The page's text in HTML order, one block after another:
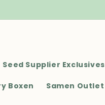
Seed Supplier Exclusives
Boxen Samen Outlet